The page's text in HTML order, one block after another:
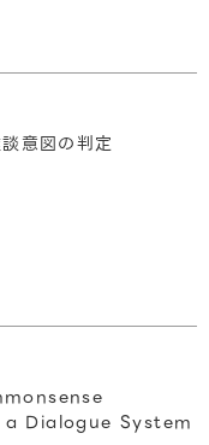
意図の判定
Dialogue System